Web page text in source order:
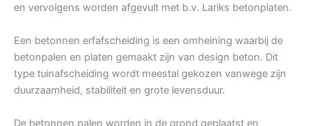
en vervolgens worden afgevult met b.v. Lariks betonplaten.
Een betonnen erfafscheiding is een omheining waarbij de
betonpalen en platen gemaakt zijn van design beton. Dit
type tuinafscheiding wordt meestal gekozen vanwege zijn
duurzaamheid, stabiliteit en grote levensduur.
De betonnen palen worden in de grond geplaatst en